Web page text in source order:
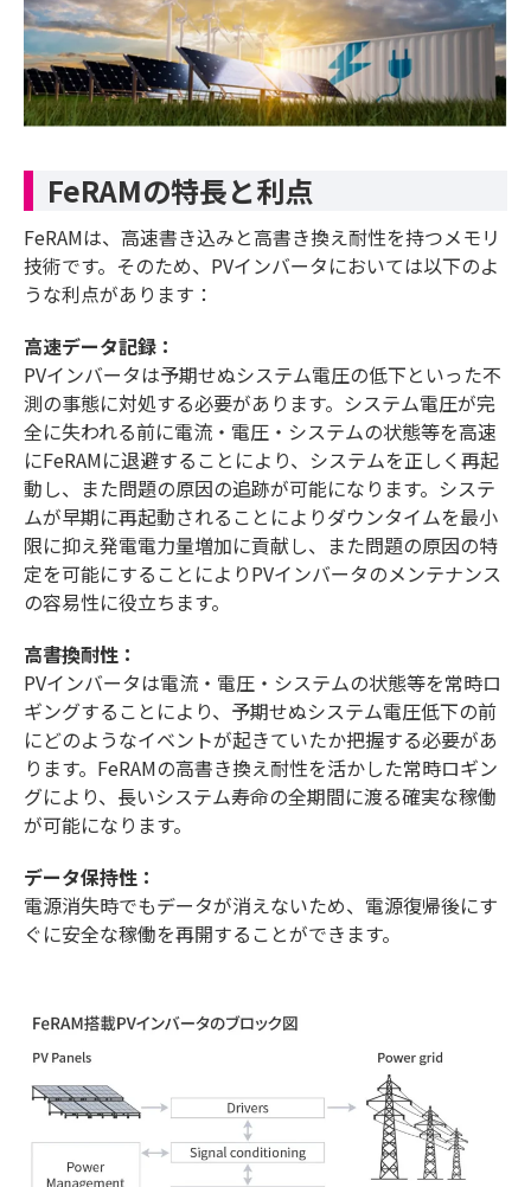
FeRAMの特長と利点
FeRAMは、高速書き込みと高書き換え耐性を持つメモリ
技術です。そのため、PVインバータにおいては以下のよ
うな利点があります：
高速データ記録：
PVインバータは予期せぬシステム電圧の低下といった不
測の事態に対処する必要があります。システム電圧が完
全に失われる前に電流・電圧・システムの状態等を高速
にFeRAMに退避することにより、システムを正しく再起
動し、また問題の原因の追跡が可能になります。システ
ムが早期に再起動されることによりダウンタイムを最小
限に抑え発電電力量増加に貢献し、また問題の原因の特
定を可能にすることによりPVインバータのメンテナンス
の容易性に役立ちます。
高書換耐性：
PVインバータは電流・電圧・システムの状態等を常時ロ
ギングすることにより、予期せぬシステム電圧低下の前
にどのようなイベントが起きていたか把握する必要があ
ります。FeRAMの高書き換え耐性を活かした常時ロギン
グにより、長いシステム寿命の全期間に渡る確実な稼働
が可能になります。
データ保持性：
電源消失時でもデータが消えないため、電源復帰後にす
ぐに安全な稼働を再開することができます。